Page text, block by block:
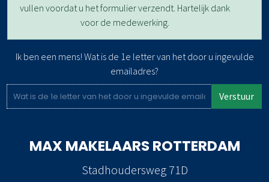
vullen voordat u het formulier verzendt. Hartelijk dank
voor de medewerking.
Ik ben een mens! Wat is de 1e letter van het door u ingevulde
emailadres?
Verstuur
MAX MAKELAARS ROTTERDAM
Stadhoudersweg 71D